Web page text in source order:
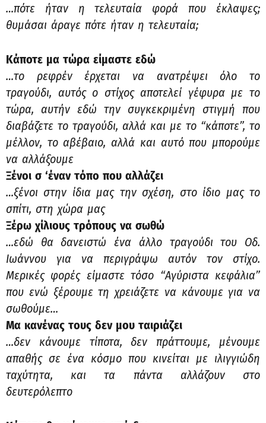
…πότε ήταν η τελευταία φορά που έκλαψες;
θυμάσαι άραγε πότε ήταν η τελευταία;
Κάποτε μα τώρα είμαστε εδώ
…το ρεφρέν έρχεται να ανατρέψει όλο το
τραγούδι, αυτός ο στίχος αποτελεί γέφυρα με το
τώρα, αυτήν εδώ την συγκεκριμένη στιγμή που
διαβάζετε το τραγούδι, αλλά και με το “κάποτε”, το
μέλλον, το αβέβαιο, αλλά και αυτό που μπορούμε
να αλλάξουμε
Ξένοι σ ‘έναν τόπο που αλλάζει
…ξένοι στην ίδια μας την σχέση, στο ίδιο μας το
σπίτι, στη χώρα μας
Ξέρω χίλιους τρόπους να σωθώ
…εδώ θα δανειστώ ένα άλλο τραγούδι του Οδ.
Ιωάννου για να περιγράψω αυτόν τον στίχο.
Μερικές φορές είμαστε τόσο “Αγύριστα κεφάλια”
που ενώ ξέρουμε τη χρειάζετε να κάνουμε για να
σωθούμε…
Μα κανένας τους δεν μου ταιριάζει
…δεν κάνουμε τίποτα, δεν πράττουμε, μένουμε
απαθής σε ένα κόσμο που κινείται με ιλιγγιώδη
ταχύτητα, και τα πάντα αλλάζουν στο
δευτερόλεπτο